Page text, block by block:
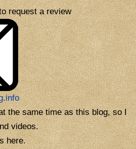
request a review
the same time as this blog, so I
videos.
here.